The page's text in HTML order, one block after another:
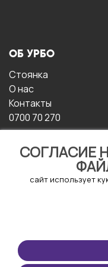
СОГЛАСИЕ
сайт использует
ОБ УРБО
Стоянка
О нас
Контакты
0700 70 270
ЭКСПЛУАТАЦИИ
Условия и положения